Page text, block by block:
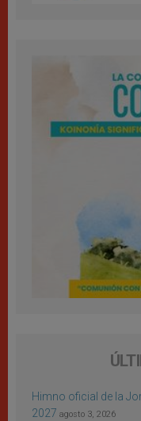
Himno oficial de la
2027 agosto 3, 2026